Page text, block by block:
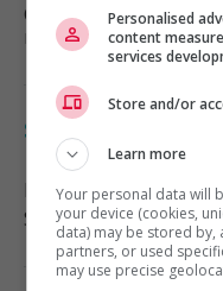
Construction,
manutention
Secrétaire à la
Rimouski, QC
Soutien administratif
Personalised
content
services
Store and/or
Learn more
Your personal data will
your device (cookies,
data) may be stored by,
partners, or used
may use precise